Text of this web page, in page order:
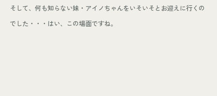
そして、何も知らない妹・アイノちゃんをいそいそとお迎えに行くの
でした・・・はい、この場面ですね。